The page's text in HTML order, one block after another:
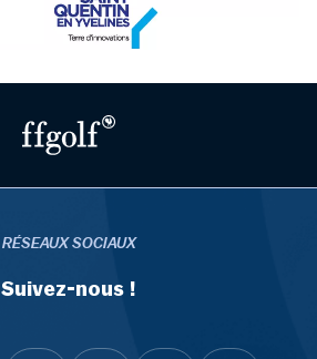
RÉSEAUX SOCIAUX
Suivez-nous !